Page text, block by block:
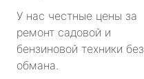
У нас честные цены за
ремонт садовой и
бензиновой техники без
обмана.